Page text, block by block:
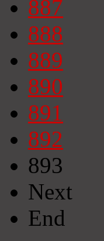
887
888
889
890
891
892
893
Next
End